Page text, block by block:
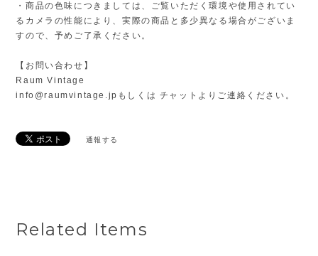
・商品の色味につきましては、ご覧いただく環境や使用されてい
るカメラの性能により、実際の商品と多少異なる場合がございま
すので、予めご了承ください。
【お問い合わせ】
Raum Vintage
info@raumvintage.jp もしくは チャットよりご連絡ください。
通報する
Related Items